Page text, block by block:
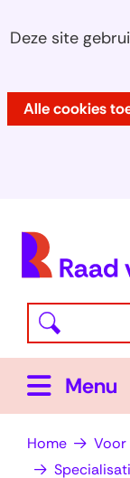
Cookies
Deze site
Hier
het
gebruik
website
worden
toegestaan
Alle cookies
Waar
bent
naar
op
zoek?
Menu
Home Voor